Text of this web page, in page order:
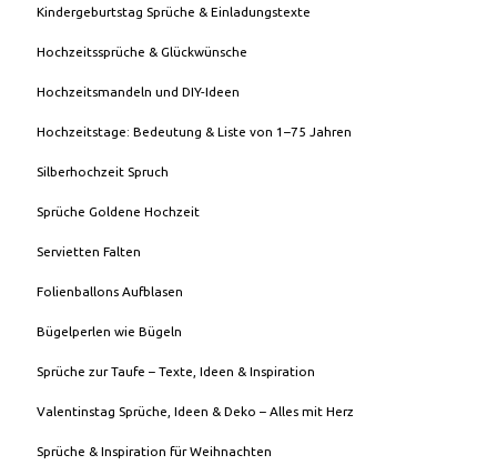
Kindergeburtstag Sprüche & Einladungstexte
Hochzeitssprüche & Glückwünsche
Hochzeitsmandeln und DIY-Ideen
Hochzeitstage: Bedeutung & Liste von 1–75 Jahren
Silberhochzeit Spruch
Sprüche Goldene Hochzeit
Servietten Falten
Folienballons Aufblasen
Bügelperlen wie Bügeln
Sprüche zur Taufe – Texte, Ideen & Inspiration
Valentinstag Sprüche, Ideen & Deko – Alles mit Herz
Sprüche & Inspiration für Weihnachten